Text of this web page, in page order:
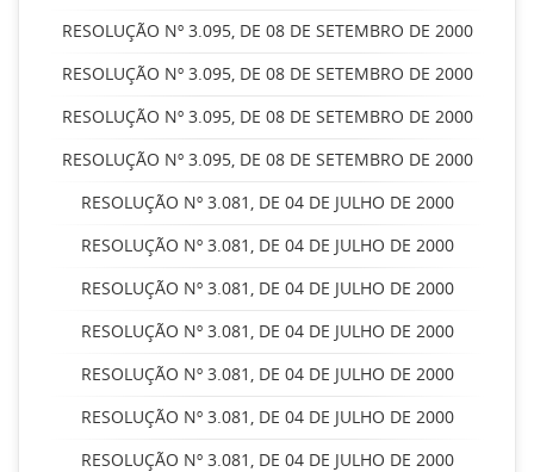
RESOLUÇÃO Nº 3.095, DE 08 DE SETEMBRO DE 2000
RESOLUÇÃO Nº 3.095, DE 08 DE SETEMBRO DE 2000
RESOLUÇÃO Nº 3.095, DE 08 DE SETEMBRO DE 2000
RESOLUÇÃO Nº 3.095, DE 08 DE SETEMBRO DE 2000
RESOLUÇÃO Nº 3.081, DE 04 DE JULHO DE 2000
RESOLUÇÃO Nº 3.081, DE 04 DE JULHO DE 2000
RESOLUÇÃO Nº 3.081, DE 04 DE JULHO DE 2000
RESOLUÇÃO Nº 3.081, DE 04 DE JULHO DE 2000
RESOLUÇÃO Nº 3.081, DE 04 DE JULHO DE 2000
RESOLUÇÃO Nº 3.081, DE 04 DE JULHO DE 2000
RESOLUÇÃO Nº 3.081, DE 04 DE JULHO DE 2000